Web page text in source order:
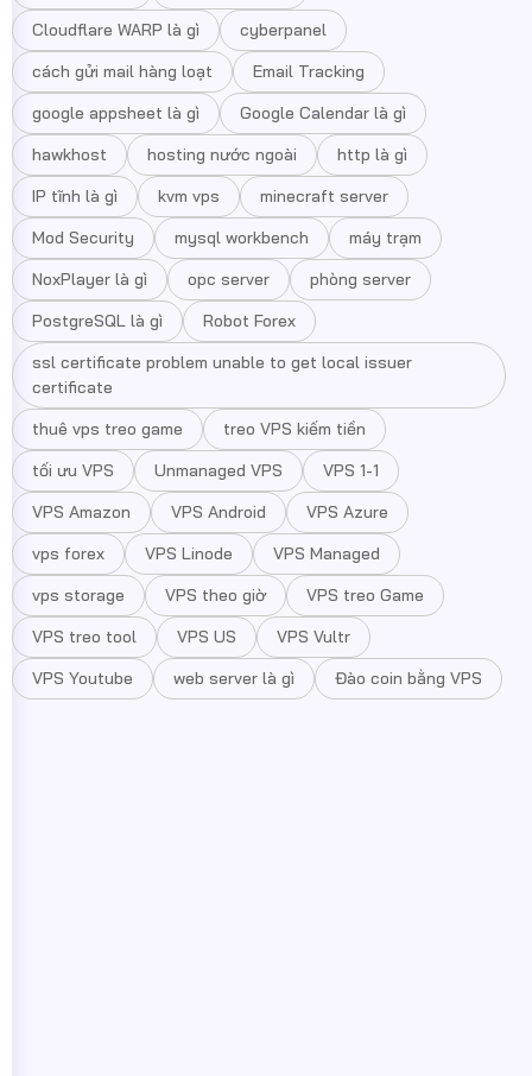
Cloudflare WARP là gì
cyberpanel
cách gửi mail hàng loạt
Email Tracking
google appsheet là gì
Google Calendar là gì
hawkhost
hosting nước ngoài
http là gì
IP tĩnh là gì
kvm vps
minecraft server
Mod Security
mysql workbench
máy trạm
NoxPlayer là gì
opc server
phòng server
PostgreSQL là gì
Robot Forex
ssl certificate problem unable to get local issuer
certificate
thuê vps treo game
treo VPS kiếm tiền
tối ưu VPS
Unmanaged VPS
VPS 1-1
VPS Amazon
VPS Android
VPS Azure
vps forex
VPS Linode
VPS Managed
vps storage
VPS theo giờ
VPS treo Game
VPS treo tool
VPS US
VPS Vultr
VPS Youtube
web server là gì Đào coin bằng VPS